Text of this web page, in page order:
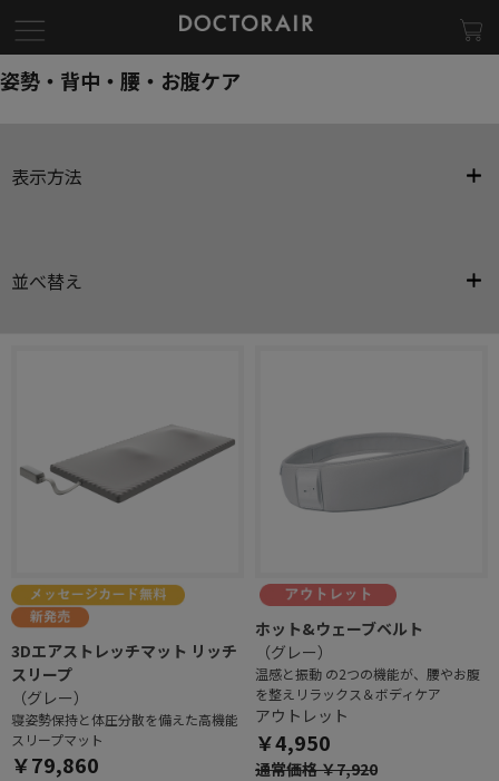
姿勢・背中・腰・お腹ケア
表示方法
並べ替え
3Dエアストレッチマット リッチ
スリープ
（グレー）
寝姿勢保持と体圧分散を備えた高機能
スリープマット
￥79,860
ホット&ウェーブベルト
（グレー）
温感と振動 の2つの機能が、腰やお腹
を整えリラックス＆ボディケア
アウトレット
￥4,950
通常価格 ￥7,920